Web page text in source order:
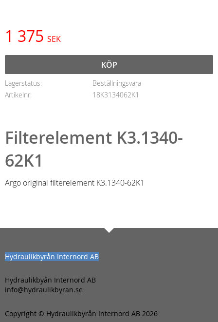
1 375 SEK
KÖP
Lagerstatus
Beställningsvara
Artikelnr
18K3134062K1
Filterelement K3.1340-
62K1
Argo original filterelement K3.1340-62K1
Hydraulikbyrån Internord AB
Hydraulikbyån Internord AB
info@hydraulikbyran.se
Copyright © Hydraulikbyrån Internord AB 2026